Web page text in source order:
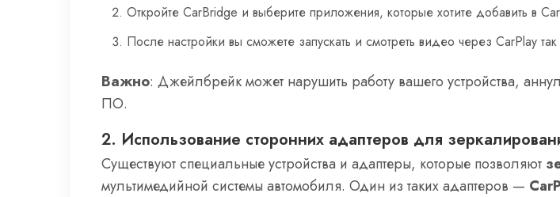
Откройте CarBridge и выберите приложения, которые хотите добавить в
После настройки вы сможете запускать и смотреть видео через CarPlay
Важно: Джейлбрейк может нарушить работу вашего устройства,
ПО.
2. Использование сторонних адаптеров для
Существуют специальные устройства и адаптеры, которые позволяют
мультимедийной системы автомобиля. Один из таких адаптеров —